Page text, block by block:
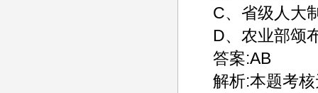
C、省级人大
D、农业部颂
答案:AB
解析:本题考